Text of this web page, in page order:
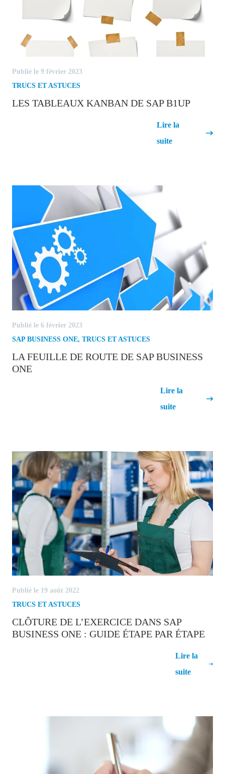
Publié le 9 février 2023
TRUCS ET ASTUCES
LES TABLEAUX KANBAN DE SAP B1UP
Lire la
suite
Publié le 6 février 2023
SAP BUSINESS ONE, TRUCS ET ASTUCES
LA FEUILLE DE ROUTE DE SAP BUSINESS
ONE
Lire la
suite
Publié le 19 août 2022
TRUCS ET ASTUCES
CLÔTURE DE L’EXERCICE DANS SAP
BUSINESS ONE : GUIDE ÉTAPE PAR ÉTAPE
Lire la
suite